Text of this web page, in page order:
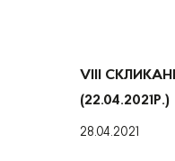
VIII
(22.04.2021Р.)
28.04.2021